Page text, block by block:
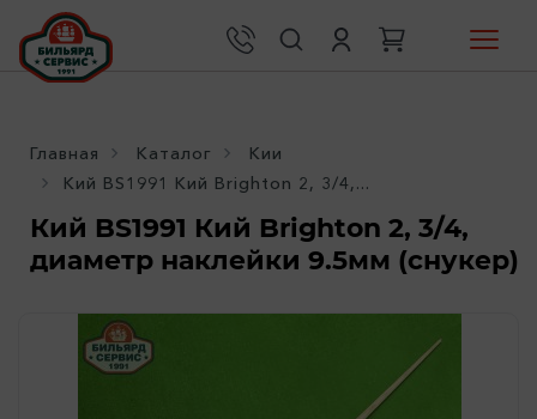
Главная Каталог
Кии
Кий BS1991 Кий Brighton 2, 3/4,...
Кий BS1991 Кий Brighton 2, 3/4,
диаметр наклейки 9.5мм (снукер)